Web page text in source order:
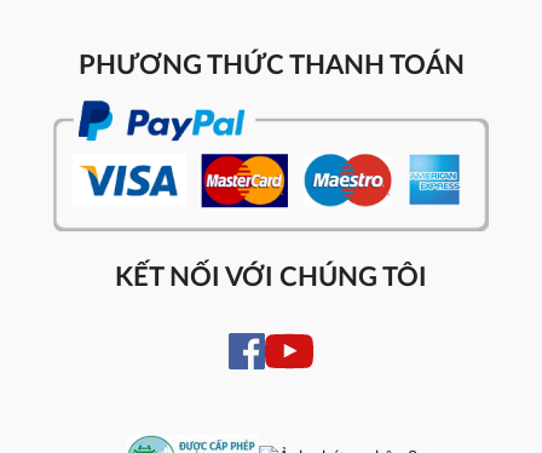
PHƯƠNG THỨC THANH TOÁN
KẾT NỐI VỚI CHÚNG TÔI